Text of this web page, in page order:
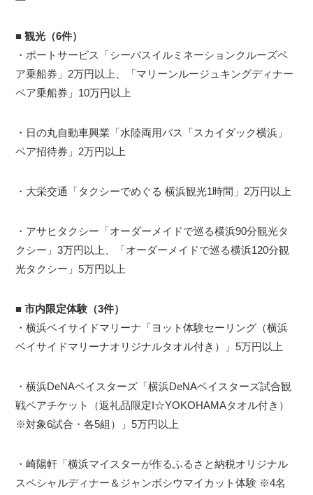
■観光（6件）
・ポートサービス「シーバスイルミネーションクルーズペ
ア乗船券」2万円以上、「マリーンルージュキングディナー
ペア乗船券」10万円以上
・日の丸自動車興業「水陸両用バス「スカイダック横浜」
ペア招待券」2万円以上
・大栄交通「タクシーでめぐる 横浜観光1時間」2万円以上
・アサヒタクシー「オーダーメイドで巡る横浜90分観光タ
クシー」3万円以上、「オーダーメイドで巡る横浜120分観
光タクシー」5万円以上
■市内限定体験（3件）
・横浜ベイサイドマリーナ「ヨット体験セーリング（横浜
ベイサイドマリーナオリジナルタオル付き）」5万円以上
・横浜DeNAベイスターズ「横浜DeNAベイスターズ試合観
戦ペアチケット（返礼品限定I☆YOKOHAMAタオル付き）
※対象6試合・各5組）」5万円以上
・崎陽軒「横浜マイスターが作るふるさと納税オリジナル
スペシャルディナー＆ジャンボシウマイカット体験 ※4名